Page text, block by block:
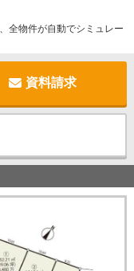
全物件が自動でシミュレー
資料請求